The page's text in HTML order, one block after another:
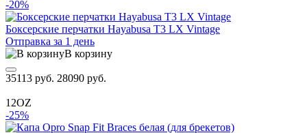
-20%
Боксерские перчатки Hayabusa T3 LX Vintage
Отправка за 1 день
В корзину
35113 руб. 28090 руб.
12OZ
-25%